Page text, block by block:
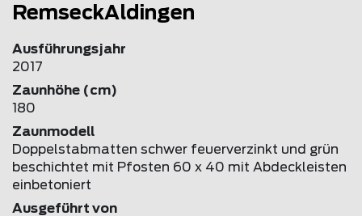
RemseckAldingen
Ausführungsjahr
2017
Zaunhöhe (cm)
180
Zaunmodell
Doppelstabmatten schwer feuerverzinkt und grün
beschichtet mit Pfosten 60 x 40 mit Abdeckleisten
einbetoniert
Ausgeführt von